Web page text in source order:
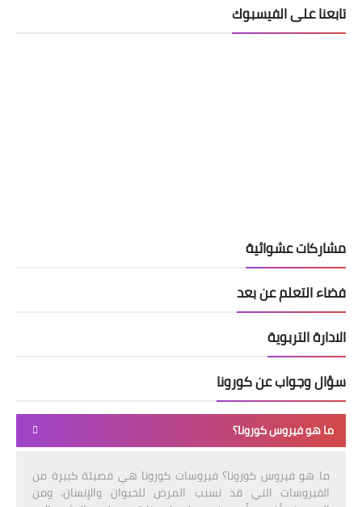
تابعنا على الفيسبوك
مشاركات عشوائية
فضاء التعلم عن بعد
الادارة التربوية
سؤال وجواب عن كورونا
ما هو فيروس كورونا؟
ما هو فيروس كورونا؟ فيروسات كورونا هي فصيلة كبيرة من
الفيروسات التي قد تسبب المرض للحيوان والإنسان. ومن